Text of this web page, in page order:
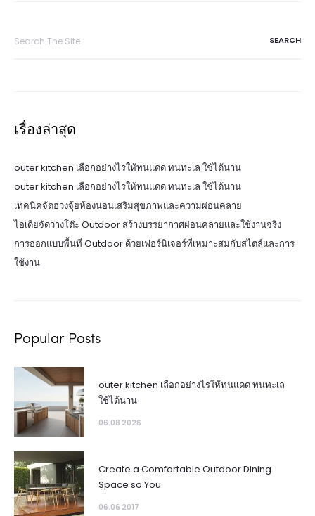
เรื่องล่าสุด
outer kitchen เลือกอย่างไรให้ทนแดด ทนทะเล ใช้ได้นาน
outer kitchen เลือกอย่างไรให้ทนแดด ทนทะเล ใช้ได้นาน
เทคนิคจัดฮวงจุ้ยห้องนอนเสริมสุขภาพและความผ่อนคลาย
ไอเดียจัดวางโต๊ะ Outdoor สร้างบรรยากาศผ่อนคลายและใช้งานจริง
การออกแบบพื้นที่ Outdoor ด้วยเฟอร์นิเจอร์ที่เหมาะสมกับสไตล์และการ
ใช้งาน
Popular Posts
outer kitchen เลือกอย่างไรให้ทนแดด ทนทะเล
ใช้ได้นาน
06.08 2026
Create a Comfortable Outdoor Dining
Space so You
06.06 2017